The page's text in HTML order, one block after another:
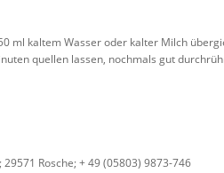
ml kaltem Wasser oder kalter Milch
quellen lassen, nochmals gut
Rosche; + 49 (05803) 9873-746